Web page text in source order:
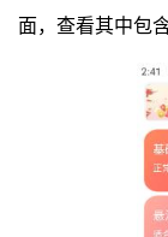
面，查看其中包